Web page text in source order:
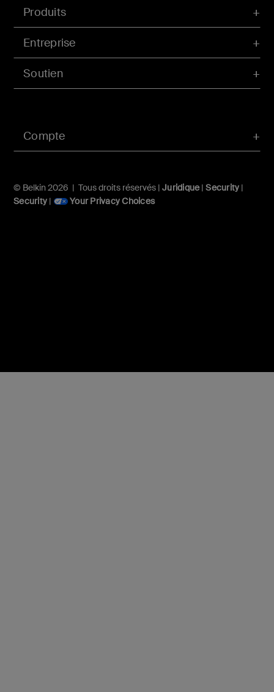
Compte
Produits
Entreprise
Soutien
© Belkin 2026 | Tous droits réservés | Juridique|Security |
Security | Your Privacy Choices